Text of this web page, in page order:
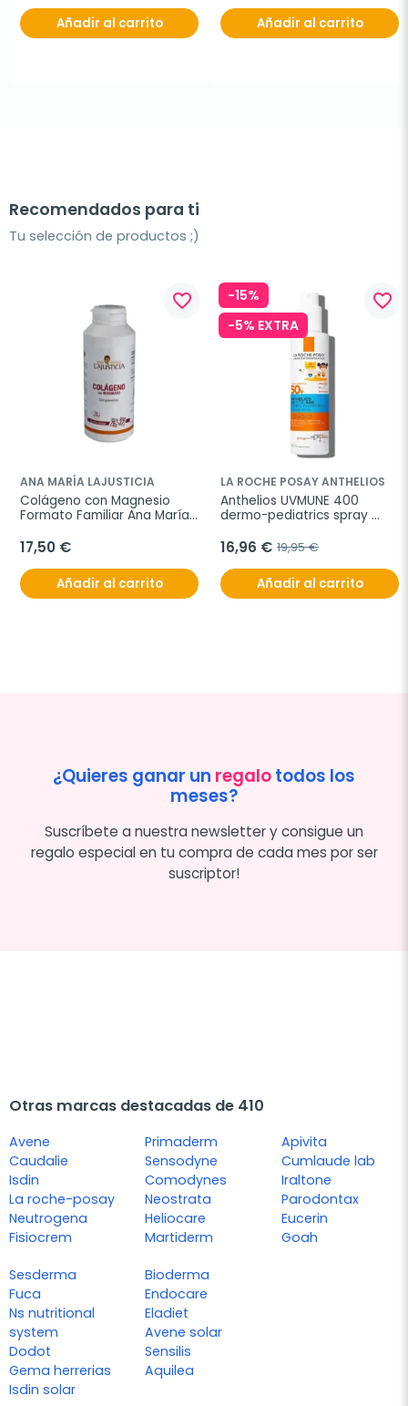
Añadir al carrito Añadir al carrito
Recomendados para ti
Tu selección de productos ;)
favorite_border
ANA MARÍA LAJUSTICIA
Colágeno con Magnesio
Formato Familiar Ana María
17,50 €
Añadir al carrito
-15%
-5% EXTRA
favorite_border
LA ROCHE POSAY ANTHELIOS
Anthelios UVMUNE 400
dermo-pediatrics spray
16,96 € 19,95 €
Añadir al carrito
¿Quieres ganar un regalotodos los
meses?
Suscríbete a nuestra newsletter y consigue un
regalo especial en tu compra de cada mes por ser
suscriptor!
Otras marcas destacadas de 410
Avene
Caudalie
Isdin
La roche-posay
Neutrogena
Fisiocrem
Primaderm
Sensodyne
Comodynes
Neostrata
Heliocare
Martiderm
Apivita
Cumlaude lab
Iraltone
Parodontax
Eucerin
Goah
Sesderma
Fuca
Ns nutritional
system
Dodot
Gema herrerias
Isdin solar
Bioderma
Endocare
Eladiet
Avene solar
Sensilis
Aquilea